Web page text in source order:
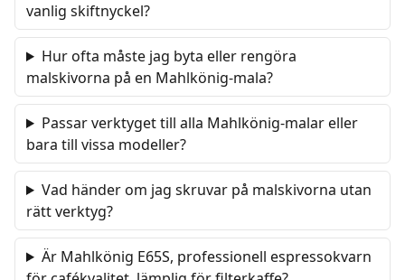
vanlig skiftnyckel?
Hur ofta måste jag byta eller rengöra
malskivorna på en Mahlkönig-mala?
Passar verktyget till alla Mahlkönig-malar eller
bara till vissa modeller?
Vad händer om jag skruvar på malskivorna utan
rätt verktyg?
Är Mahlkönig E65S, professionell espressokvarn